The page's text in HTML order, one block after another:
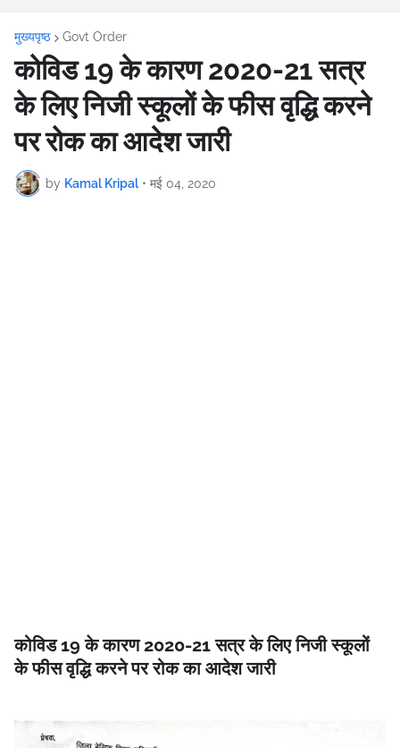
मुख्यपृष्ठ Govt Order
कोविड 19 के कारण 2020-21 सत्र
के लिए निजी स्कूलों के फीस वृद्धि करने
पर रोक का आदेश जारी
by Kamal Kripal • मई 04, 2020
कोविड 19 के कारण 2020-21 सत्र के लिए निजी स्कूलों
के फीस वृद्धि करने पर रोक का आदेश जारी